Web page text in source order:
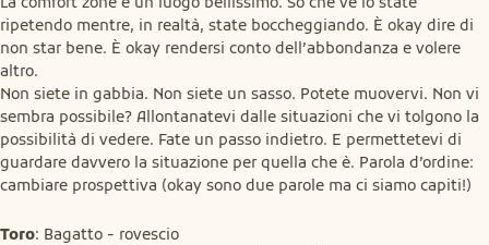
ripetendo mentre, in realtà, state boccheggiando. È okay dire di
non star bene. È okay rendersi conto dell’abbondanza e volere
altro.
Non siete in gabbia. Non siete un sasso. Potete muovervi. Non vi
sembra possibile? Allontanatevi dalle situazioni che vi tolgono la
possibilità di vedere. Fate un passo indietro. E permettetevi di
guardare davvero la situazione per quella che è. Parola d’ordine:
cambiare prospettiva (okay sono due parole ma ci siamo capiti!)
Toro: Bagatto - rovescio